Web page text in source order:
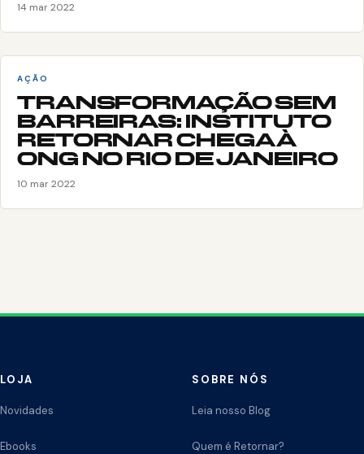
14 mar 2022
AÇÃO
TRANSFORMAÇÃO SEM
BARREIRAS: INSTITUTO
RETORNAR CHEGA À
ONG NO RIO DE JANEIRO
10 mar 2022
LOJA
Novidades
Ebooks
SOBRE NÓS
Leia nosso Blog
Quem é Retornar?